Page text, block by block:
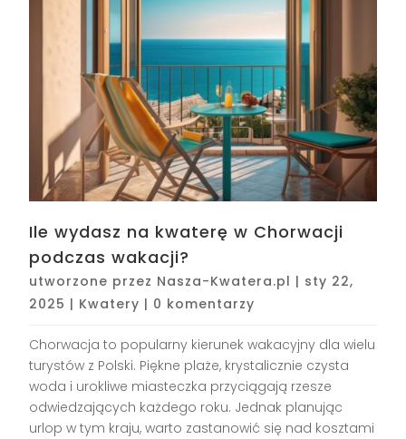
Ile wydasz na kwaterę w Chorwacji
podczas wakacji?
utworzone przez Nasza-Kwatera.pl | sty 22,
2025 | Kwatery | 0 komentarzy
Chorwacja to popularny kierunek wakacyjny dla wielu
turystów z Polski. Piękne plaże, krystalicznie czysta
woda i urokliwe miasteczka przyciągają rzesze
odwiedzających każdego roku. Jednak planując
urlop w tym kraju, warto zastanowić się nad kosztami